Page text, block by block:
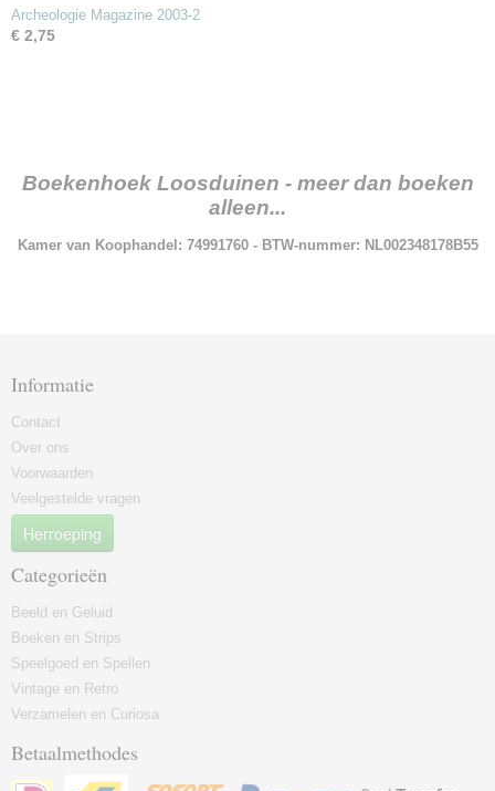
Archeologie Magazine 2003-2
€ 2,75
Boekenhoek Loosduinen - meer dan boeken
alleen...
Kamer van Koophandel: 74991760 - BTW-nummer: NL002348178B55
Informatie
Contact
Over ons
Voorwaarden
Veelgestelde vragen
Herroeping
Categorieën
Beeld en Geluid
Boeken en Strips
Speelgoed en Spellen
Vintage en Retro
Verzamelen en Curiosa
Betaalmethodes